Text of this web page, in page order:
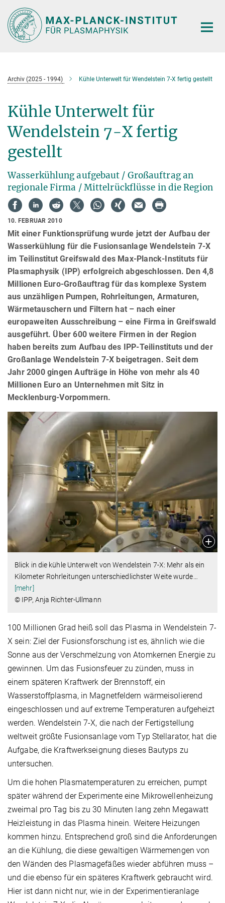
Hauptinhalt
Archiv (2025 - 1994) Kühle Unterwelt für Wendelstein 7-X fertig gestellt
Kühle Unterwelt für
Wendelstein 7-X fertig
gestellt
Wasserkühlung aufgebaut / Großauftrag an
regionale Firma / Mittelrückflüsse in die Region
10. FEBRUAR 2010
Mit einer Funktionsprüfung wurde jetzt der Aufbau der
Wasserkühlung für die Fusionsanlage Wendelstein 7-X
im Teilinstitut Greifswald des Max-Planck-Instituts für
Plasmaphysik (IPP) erfolgreich abgeschlossen. Den 4,8
Millionen Euro-Großauftrag für das komplexe System
aus unzähligen Pumpen, Rohrleitungen, Armaturen,
Wärmetauschern und Filtern hat – nach einer
europaweiten Ausschreibung – eine Firma in Greifswald
ausgeführt. Über 600 weitere Firmen in der Region
haben bereits zum Aufbau des IPP-Teilinstituts und der
Großanlage Wendelstein 7-X beigetragen. Seit dem
Jahr 2000 gingen Aufträge in Höhe von mehr als 40
Millionen Euro an Unternehmen mit Sitz in
Mecklenburg-Vorpommern.
Blick in die kühle Unterwelt von Wendelstein 7-X: Mehr als ein
Kilometer Rohrleitungen unterschiedlichster Weite wurde
[mehr]
© IPP, Anja Richter-Ullmann
100 Millionen Grad heiß soll das Plasma in Wendelstein 7-
X sein: Ziel der Fusionsforschung ist es, ähnlich wie die
Sonne aus der Verschmelzung von Atomkernen Energie zu
gewinnen. Um das Fusionsfeuer zu zünden, muss in
einem späteren Kraftwerk der Brennstoff, ein
Wasserstoffplasma, in Magnetfeldern wärmeisolierend
eingeschlossen und auf extreme Temperaturen aufgeheizt
werden. Wendelstein 7-X, die nach der Fertigstellung
weltweit größte Fusionsanlage vom Typ Stellarator, hat die
Aufgabe, die Kraftwerkseignung dieses Bautyps zu
untersuchen.
Um die hohen Plasmatemperaturen zu erreichen, pumpt
später während der Experimente eine Mikrowellenheizung
zweimal pro Tag bis zu 30 Minuten lang zehn Megawatt
Heizleistung in das Plasma hinein. Weitere Heizungen
kommen hinzu. Entsprechend groß sind die Anforderungen
an die Kühlung, die diese gewaltigen Wärmemengen von
den Wänden des Plasmagefäßes wieder abführen muss –
und die ebenso für ein späteres Kraftwerk gebraucht wird.
Hier ist dann nicht nur, wie in der Experimentieranlage